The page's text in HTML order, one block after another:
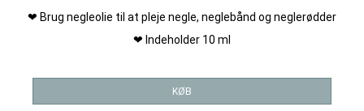
❤ Brug negleolie til at pleje negle, neglebånd og neglerødder
❤ Indeholder 10 ml
KØB